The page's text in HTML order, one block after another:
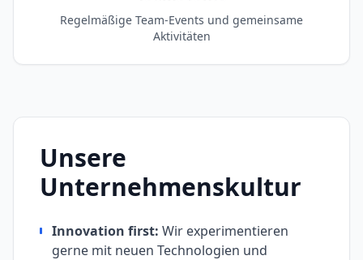
Regelmäßige Team-Events und gemeinsame
Aktivitäten
Unsere
Unternehmenskultur
Innovation first: Wir experimentieren
gerne mit neuen Technologien und